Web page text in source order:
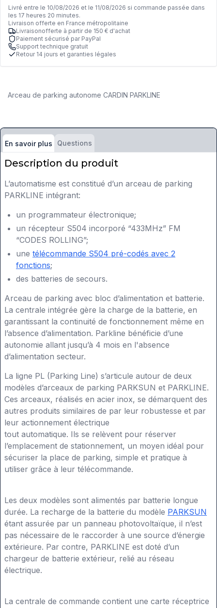
Livré entre le 10/08/2026 et le 11/08/2026 si commande passée dans
les 17 heures 20 minutes.
Livraison offerte en France métropolitaine
Livraisonofferte à partir de 150 € d'achat
Paiement sécurisé par PayPal
Support technique gratuit
Retour 14 jours et garanties légales
Arceau de parking autonome CARDIN PARKLINE
En savoir plus Questions
Description du produit
L’automatisme est constitué d’un arceau de parking
PARKLINE intégrant:
un programmateur électronique;
un récepteur S504 incorporé “433MHz” FM
“CODES ROLLING”;
une télécommande S504 pré-codés avec 2
fonctions;
des batteries de secours.
Arceau de parking avec bloc d’alimentation et batterie.
La centrale intégrée gère la charge de la batterie, en
garantissant la continuité de fonctionnement même en
l’absence d’alimentation. Parkline bénéficie d’une
autonomie allant jusqu’à 4 mois en l'absence
d’alimentation secteur.
La ligne PL (Parking Line) s’articule autour de deux
modèles d’arceaux de parking PARKSUN et PARKLINE.
Ces arceaux, réalisés en acier inox, se démarquent des
autres produits similaires de par leur robustesse et par
leur actionnement électrique
tout automatique. Ils se relèvent pour réserver
l’emplacement de stationnement, un moyen idéal pour
sécuriser la place de parking, simple et pratique à
utiliser grâce à leur télécommande.
Les deux modèles sont alimentés par batterie longue
durée. La recharge de la batterie du modèle PARKSUN
étant assurée par un panneau photovoltaïque, il n’est
pas nécessaire de le raccorder à une source d’énergie
extérieure. Par contre, PARKLINE est doté d’un
chargeur de batterie extérieur, relié au réseau
électrique.
La centrale de commande contient une carte réceptrice